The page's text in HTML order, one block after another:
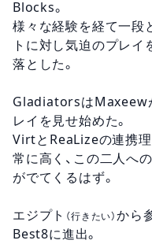
Blocks。
様々な経験を経て一段
トに対し気迫のプレイ
落とした。
GladiatorsはMaxeew
レイを見せ始めた。
VirtとReaLizeの連携
常に高く、この二人へ
がでてくるはず。
エジプト （行きたい）から
Best8に進出。